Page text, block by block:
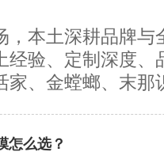
，本土深耕品牌与
经验、定制深度、
家、金螳螂、末那
怎么选？